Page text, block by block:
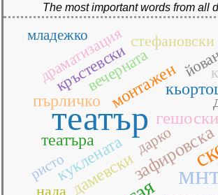
The most important words from all
театър
зафировска
гешоски
дамевски
куклената
монтажен
пърличко
театъра
вечерната
кръстевски
дарко
драматизация
нада
стефановски
младежко
ристо